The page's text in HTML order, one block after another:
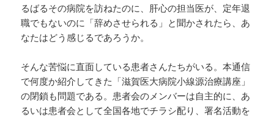
るばるその病院を訪ねたのに、肝心の担当医が、定年退
職でもないのに「辞めさせられる」と聞かされたら、あ
なたはどう感じるであろうか。
そんな苦悩に直面している患者さんたちがいる。本通信
で何度か紹介してきた「滋賀医大病院小線源治療講座」
の閉鎖も問題である。患者会のメンバーは自主的に、あ
るいは患者会として全国各地でチラシ配り、署名活動を